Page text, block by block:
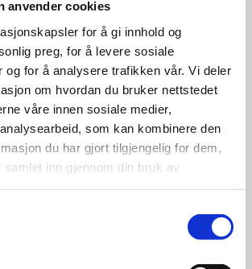
anvender cookies
for å gi innhold og
preg, for å levere sosiale
og for å analysere trafikken vår. Vi deler
om hvordan du bruker nettstedet
våre innen sosiale medier,
som kan kombinere den
du har gjort tilgjengelig for dem,
samlet inn gjennom din bruk av
kr599.00
Se flere detaljer